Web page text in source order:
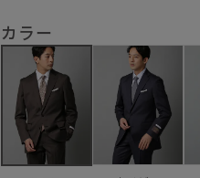
カラー